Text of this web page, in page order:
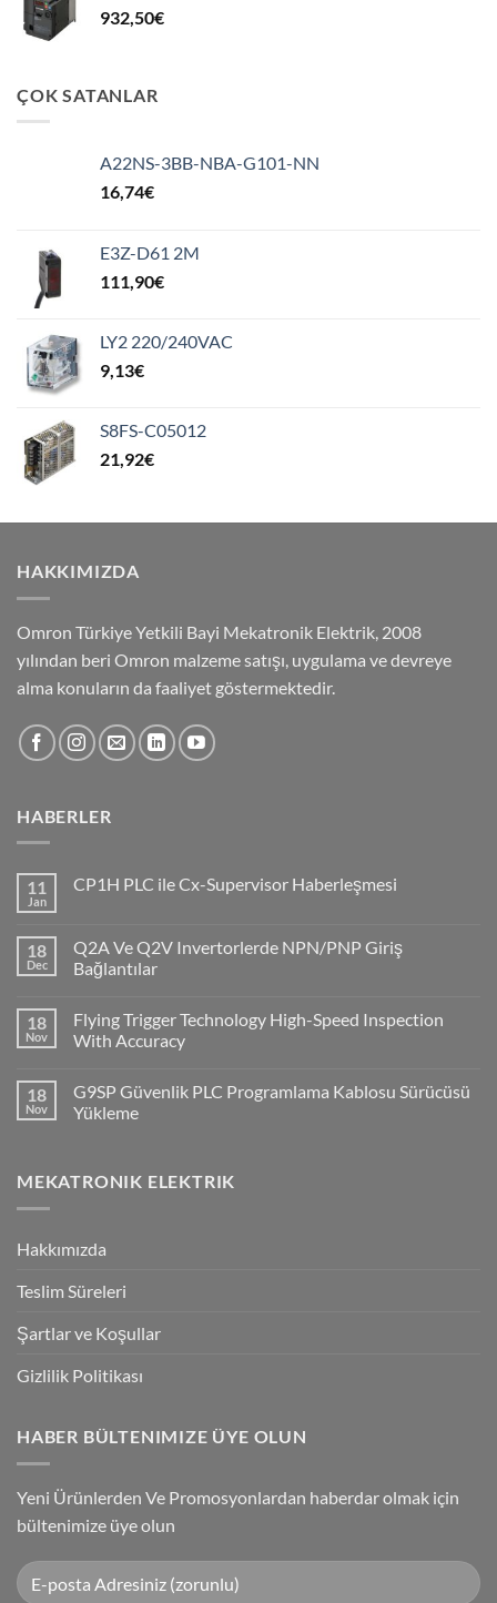
932,50€
ÇOK SATANLAR
A22NS-3BB-NBA-G101-NN
16,74€
E3Z-D61 2M
111,90€
LY2 220/240VAC
9,13€
S8FS-C05012
21,92€
HAKKIMIZDA
Omron Türkiye Yetkili Bayi Mekatronik Elektrik, 2008
yılından beri Omron malzeme satışı, uygulama ve devreye
alma konuların da faaliyet göstermektedir.
HABERLER
11
Jan
CP1H PLC ile Cx-Supervisor Haberleşmesi
CP1H
PLC
ile
Haberleşmesi
18
Dec
Q2A Ve Q2V Invertorlerde NPN/PNP Giriş
Bağlantılar
on
Q2A
Ve
NPN/PNP
Giriş
Bağlantılar
18
Nov
Flying Trigger Technology High-Speed Inspection
With Accuracy
on
Flying
Trigger
Inspection
With
18
Nov
G9SP Güvenlik PLC Programlama Kablosu Sürücüsü
Yükleme
G9SP
Güvenlik
Sürücüsü
MEKATRONIK ELEKTRIK
Hakkımızda
Teslim Süreleri
Şartlar ve Koşullar
Gizlilik Politikası
HABER BÜLTENIMIZE ÜYE OLUN
Yeni Ürünlerden Ve Promosyonlardan haberdar olmak için
bültenimize üye olun